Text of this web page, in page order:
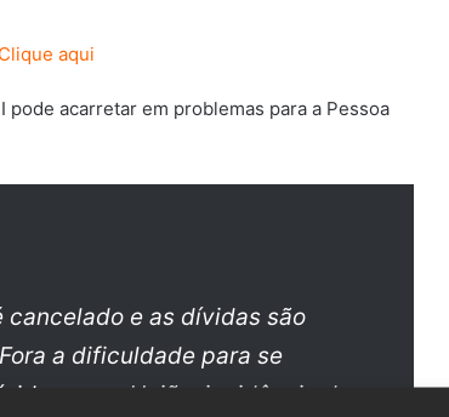
acarretar em problemas para a Pessoa
cancelado e as dívidas são
a dificuldade para se
com a União, incidência de